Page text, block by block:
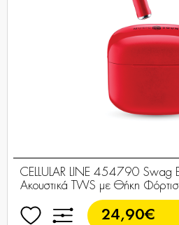
CELLULAR LINE 454790 Swag
Ακουστικά TWS με Θήκη
24,90€